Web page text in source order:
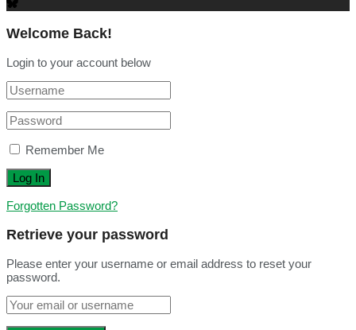
Welcome Back!
Login to your account below
Remember Me
Forgotten Password?
Retrieve your password
Please enter your username or email address to reset your
password.